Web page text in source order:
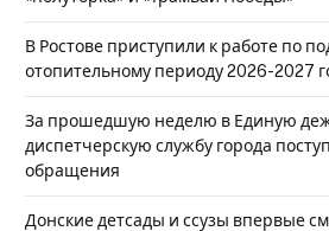
В Ростове приступили к работе по
отопительному периоду 2026-2027
За прошедшую неделю в Единую
диспетчерскую службу города
обращения
Донские детсады и ссузы впервые